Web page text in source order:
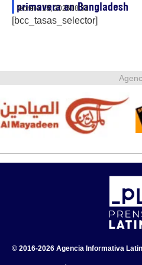
primavera en Bangladesh
febrero 15, 202608:31
[bcc_tasas_selector]
© 2016-2026 Agencia Informativa